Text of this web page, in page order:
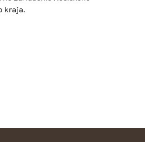
kraja.